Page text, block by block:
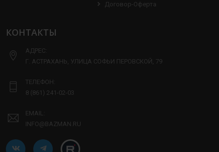
Договор-Оферта
КОНТАКТЫ
АДРЕС:
Г. АСТРАХАНЬ, УЛИЦА СОФЬИ ПЕРОВСКОЙ, 79
ТЕЛЕФОН:
8 (861) 241-02-03
EMAIL:
INFO@BAZMAN.RU